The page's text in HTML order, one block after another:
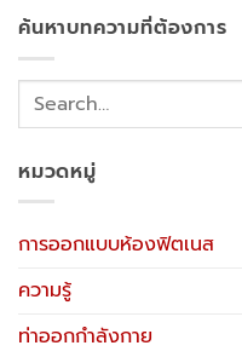
ค้นหาบทความที่ต้องการ
หมวดหมู่
การออกแบบห้องฟิตเนส
ความรู้
ท่าออกกำลังกาย